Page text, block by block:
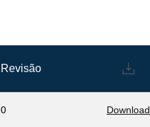
Revisão
0 Download